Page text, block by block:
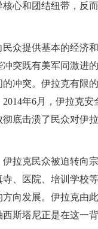
心和团结纽带，反
众提供基本的经济
突既有美军同激进
冲突。伊拉克有限
年6月，伊拉克
底击溃了民众对伊
拉克民众被迫转向
、医院、培训学校
向发展。伊拉克由
斯塔尼正是在这一